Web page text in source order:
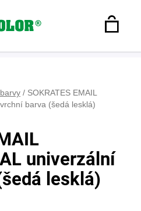
Hledat
/ SOKRATES EMAIL
barva (šedá lesklá)
univerzální
lesklá)